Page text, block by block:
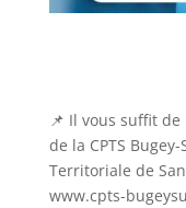
📌 Il vous suffit
de la CPTS
Territoriale de
www.cpts-